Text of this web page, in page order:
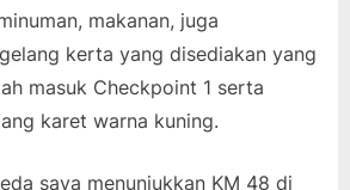
makanan, juga
kerta yang disediakan yang
masuk Checkpoint 1 serta
karet warna kuning.
saya menunjukkan KM 48 di